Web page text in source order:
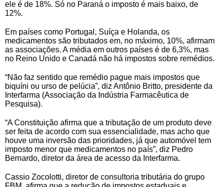
ele é de 18%. Só no Paraná o imposto é mais baixo, de
12%.
Em países como Portugal, Suíça e Holanda, os
medicamentos são tributados em, no máximo, 10%, afirmam
as associações. A média em outros países é de 6,3%, mas
no Reino Unido e Canadá não há impostos sobre remédios.
“Não faz sentido que remédio pague mais impostos que
biquíni ou urso de pelúcia”, diz Antônio Britto, presidente da
Interfarma (Associação da Indústria Farmacêutica de
Pesquisa).
“A Constituição afirma que a tributação de um produto deve
ser feita de acordo com sua essencialidade, mas acho que
houve uma inversão das prioridades, já que automóvel tem
imposto menor que medicamentos no país”, diz Pedro
Bernardo, diretor da área de acesso da Interfarma.
Cassio Zocolotti, diretor de consultoria tributária do grupo